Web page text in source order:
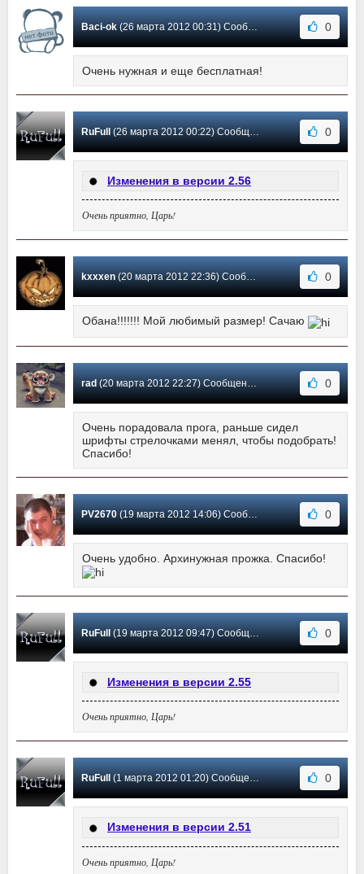
Baci-ok(26 марта 2012 00:31) Сообщение #10 0
Очень нужная и еще бесплатная!
RuFull (26 марта 2012 00:22) Сообщение #9 0
Изменения в версии 2.56
Очень приятно, Царь!
kxxxen(20 марта 2012 22:36) Сообщение #8 0
Обана!!!!!!! Мой любимый размер! Сачаю
rad(20 марта 2012 22:27) Сообщение #7 0
Очень порадовала прога, раньше сидел
шрифты стрелочками менял, чтобы подобрать!
Спасибо!
PV2670(19 марта 2012 14:06) Сообщение #6 0
Очень удобно. Архинужная прожка. Спасибо!
RuFull (19 марта 2012 09:47) Сообщение #5 0
Изменения в версии 2.55
Очень приятно, Царь!
RuFull (1 марта 2012 01:20) Сообщение #4 0
Изменения в версии 2.51
Очень приятно, Царь!